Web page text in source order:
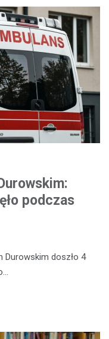
podczas
Durowskim doszło 4